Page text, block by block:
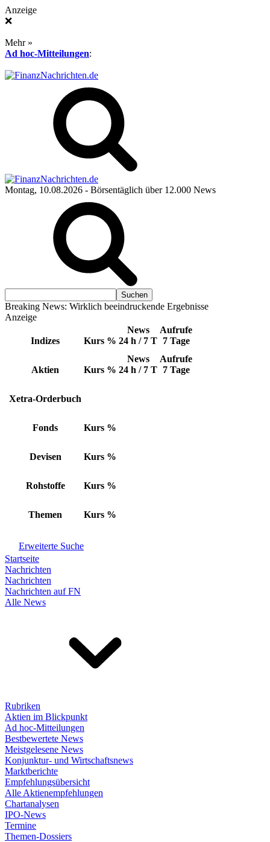
Anzeige
❌
Mehr »
Ad hoc-Mitteilungen:
Montag, 10.08.2026 - Börsentäglich über 12.000 News
Breaking News: Wirklich beeindruckende Ergebnisse
Anzeige
Indizes Kurs %
News
24 h / 7 T
Aufrufe
7 Tage
Aktien Kurs %
News
24 h / 7 T
Aufrufe
7 Tage
Xetra-Orderbuch
Fonds Kurs %
Devisen Kurs %
Rohstoffe Kurs %
Themen Kurs %
Erweiterte Suche
Startseite
Nachrichten
Nachrichten
Nachrichten auf FN
Alle News
Rubriken
Aktien im Blickpunkt
Ad hoc-Mitteilungen
Bestbewertete News
Meistgelesene News
Konjunktur- und Wirtschaftsnews
Marktberichte
Empfehlungsübersicht
Alle Aktienempfehlungen
Chartanalysen
IPO-News
Termine
Themen-Dossiers